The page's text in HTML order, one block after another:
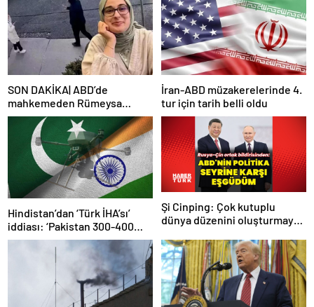
SON DAKİKA| ABD’de
mahkemeden Rümeysa
Öztürk kararı: Serbest
bırakıldı!
İran-ABD müzakerelerinde 4.
tur için tarih belli oldu
Hindistan’dan ‘Türk İHA’sı’
iddiası: ‘Pakistan 300-400
tanesi ile 36 noktaya sızdı’
Şi Cinping: Çok kutuplu
dünya düzenini oluşturmaya